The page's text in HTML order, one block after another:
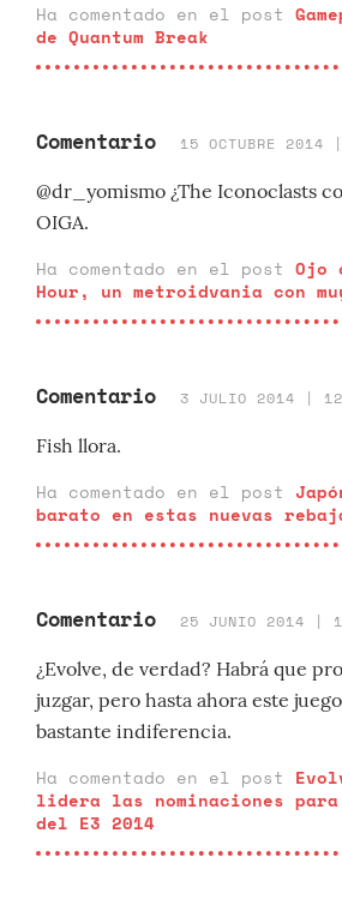
Ha comentado en el post
de Quantum Break
Comentario 15 OCTUBRE
@dr_yomismo ¿The Iconoclasts
OIGA.
Ha comentado en el post Ojo
Hour, un metroidvania con
Comentario 3 JULIO 2014 |
Fish llora.
Ha comentado en el post
barato en estas nuevas
Comentario 25 JUNIO 2014 |
¿Evolve, de verdad? Habrá que
juzgar, pero hasta ahora este
bastante indiferencia.
Ha comentado en el post
lidera las nominaciones
del E3 2014